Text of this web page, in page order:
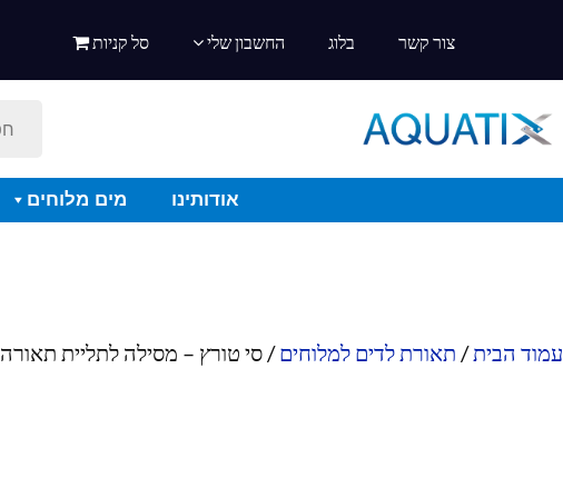
צור קשר בלוג החשבון שלי סל קניות
אודותינו מים מלוחים
עמוד הבית/ תאורת לדים למלוחים/ סי טורץ – מסילה לתליית תאורה CB-1000